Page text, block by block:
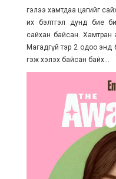
гэлээ хамтдаа цагийг
их бэлтгэл дунд бие
сайхан байсан. Хамтран
Магадгүй тэр 2 одоо энд
гэж хэлэх байсан байх...